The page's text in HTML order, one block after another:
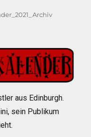
aus Edinburgh.
sein Publikum